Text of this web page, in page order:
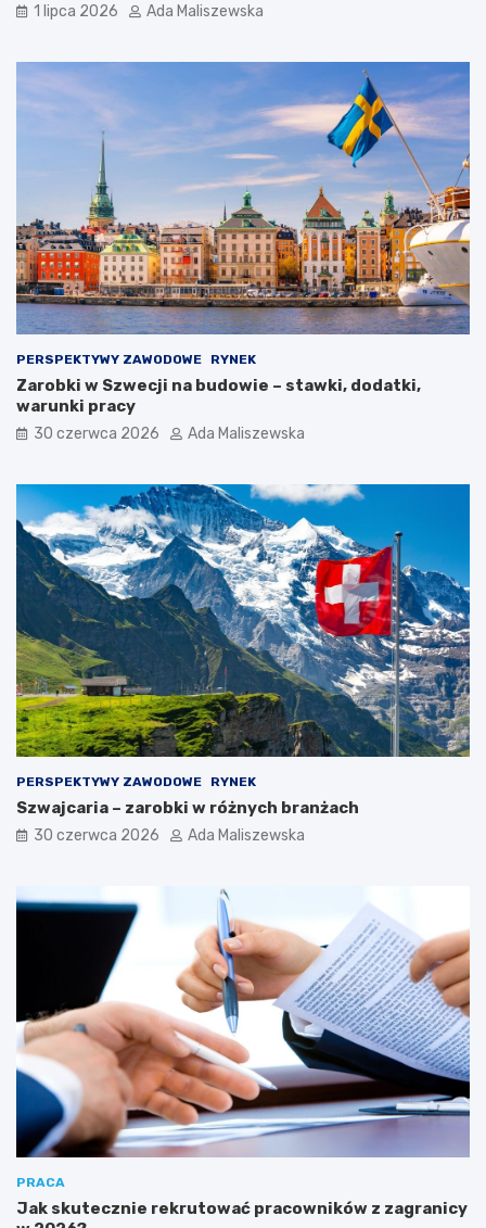
1 lipca 2026 Ada Maliszewska
PERSPEKTYWY ZAWODOWE RYNEK
Zarobki w Szwecji na budowie – stawki, dodatki,
warunki pracy
30 czerwca 2026 Ada Maliszewska
PERSPEKTYWY ZAWODOWE RYNEK
Szwajcaria – zarobki w różnych branżach
30 czerwca 2026 Ada Maliszewska
PRACA
Jak skutecznie rekrutować pracowników z zagranicy